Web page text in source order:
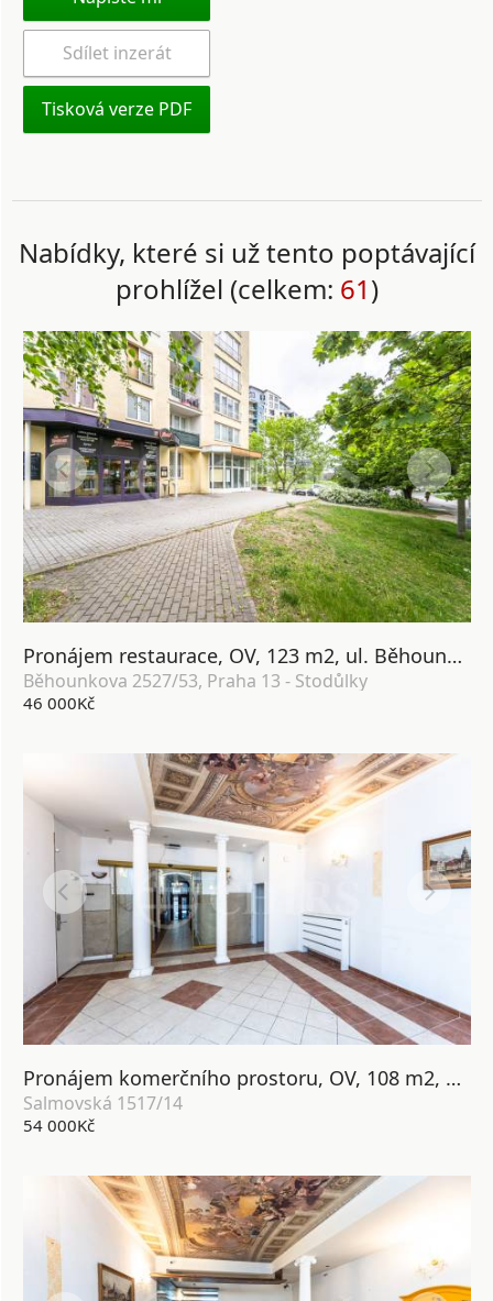
Sdílet inzerát
Tisková verze PDF
Nabídky, které si už tento poptávající
prohlížel (celkem: 61)
Pronájem restaurace, OV, 123 m2, ul. Běhounkova, Praha 13 - Stodůlky.
Běhounkova 2527/53, Praha 13 - Stodůlky
46 000Kč
Pronájem komerčního prostoru, OV, 108 m2, ul. Salmovská 1517/14, Praha 2 - Nové město
Salmovská 1517/14
54 000Kč